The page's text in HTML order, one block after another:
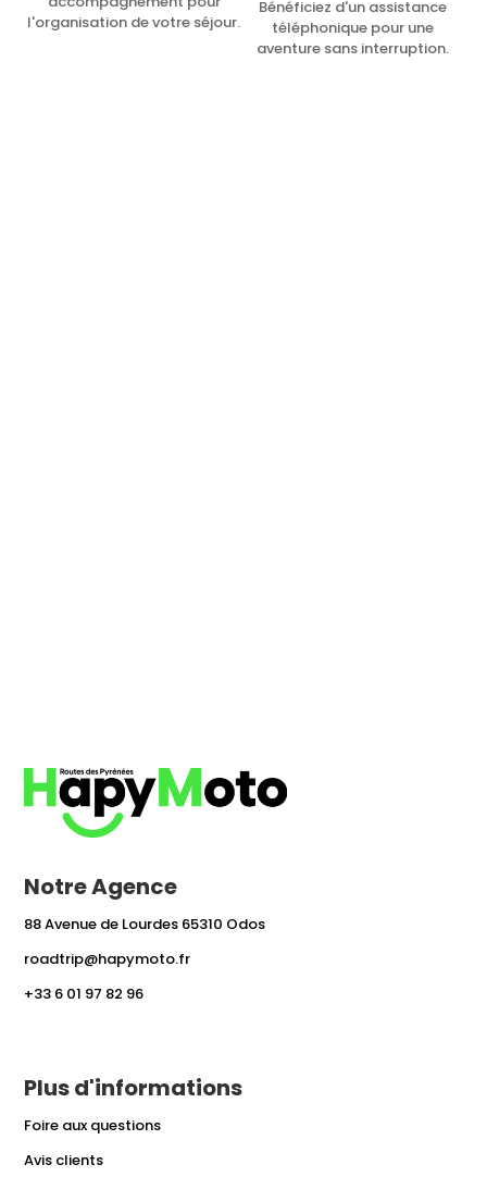
l'organisation de votre séjour.
Bénéficiez d'un assistance
téléphonique pour une
aventure sans interruption.
Notre Agence
88 Avenue de Lourdes 65310 Odos
roadtrip@hapymoto.fr
+33 6 01 97 82 96
Plus d'informations
Foire aux questions
Avis clients